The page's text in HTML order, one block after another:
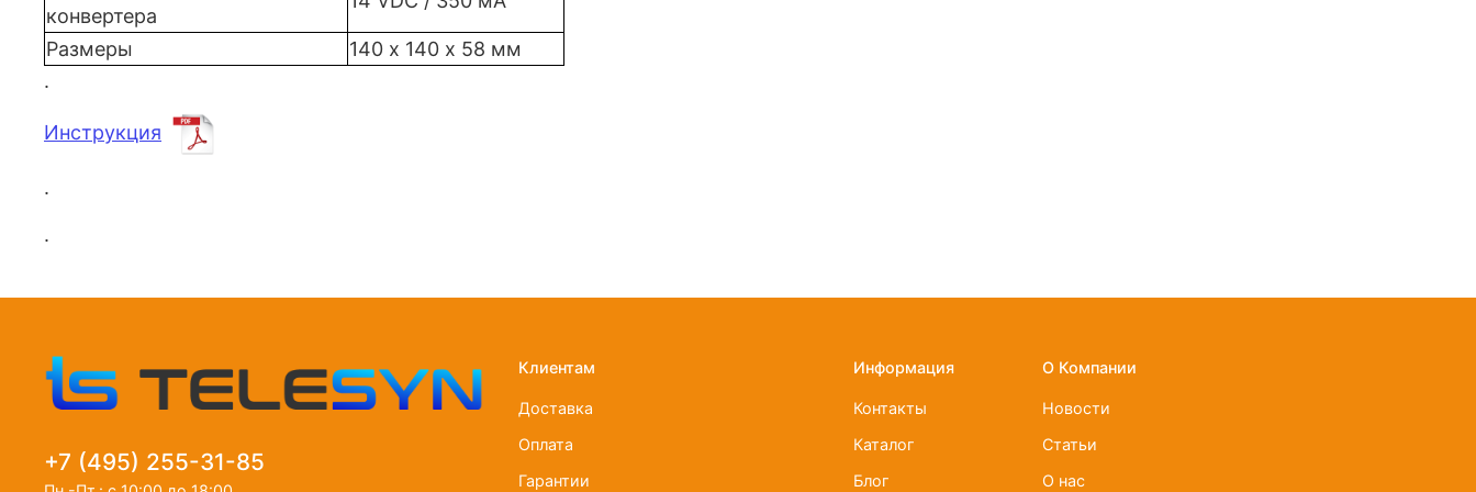
конвертера
Размеры
140 х 140 х 58 мм
.
Инструкция
.
.
Клиентам
Доставка
Оплата
Гарантии
Информация
Контакты
Каталог
Блог
О Компании
Новости
Статьи
О нас
+7 (495) 255-31-85